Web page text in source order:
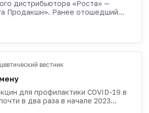
дистрибьютора «Роста» —
Продакшн». Ранее отошедший...
вестник
для профилактики COVID-19 в
в два раза в начале 2023...